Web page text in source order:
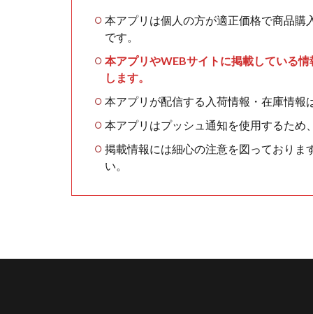
本アプリは個人の方が適正価格で商品購
です。
本アプリやWEBサイトに掲載している
します。
本アプリが配信する入荷情報・在庫情報
本アプリはプッシュ通知を使用するた
掲載情報には細心の注意を図っておりま
い。